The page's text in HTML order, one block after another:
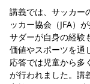
YANMAR
DAZNで観戦
DAZNで観戦
アウェイツアー
サステナビリティ
サステナビリティポ
活動レポート
スポーツクラブ
すべて チーム グ
ホームタウン
パー
アカデミー
講義では、サッカー
ッカー協会（JFA）
サダーが自身の経験
価値やスポーツを通
応答では児童から多
が行われました。講